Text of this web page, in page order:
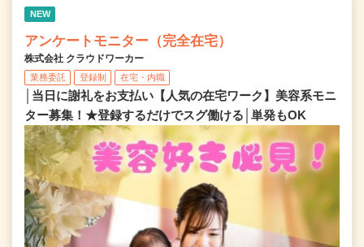
NEW
アンケートモニター（完全在宅）
株式会社 クラウドワーカー
業務委託 登録制 在宅・内職
│当日に謝礼をお支払い【人気の在宅ワーク】美容系モニ
ター募集！★登録するだけでスグ働ける│単発もOK